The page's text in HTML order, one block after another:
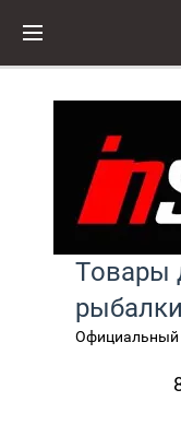
Товары
рыбалки
Официальный